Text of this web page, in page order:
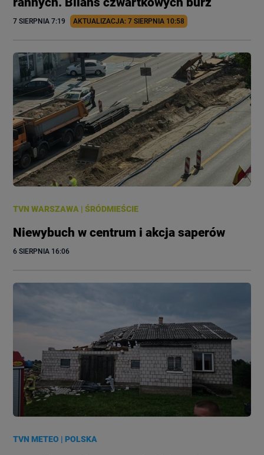
7 SIERPNIA 7:19 AKTUALIZACJA: 7 SIERPNIA 10:58
TVN WARSZAWA |ŚRÓDMIEŚCIE
Niewybuch w centrum i akcja saperów
6 SIERPNIA 16:06
TVN METEO |POLSKA